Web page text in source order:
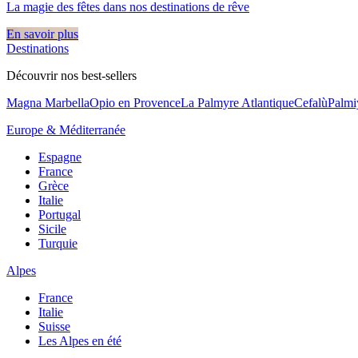
La magie des fêtes dans nos destinations de rêve​
En savoir plus
Destinations
Découvrir nos best-sellers
Magna MarbellaOpio en ProvenceLa Palmyre AtlantiqueCefalù
Europe & Méditerranée
Espagne
France
Grèce
Italie
Portugal
Sicile
Turquie
Alpes
France
Italie
Suisse
Les Alpes en été